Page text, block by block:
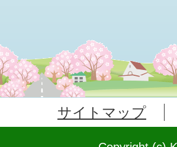
サイトマップ